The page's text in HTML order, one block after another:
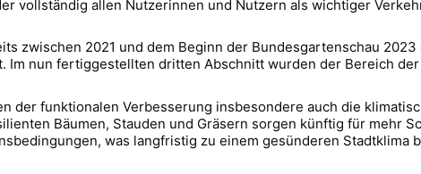
vollständig allen Nutzerinnen und Nutzern als wichtiger
zwischen 2021 und dem Beginn der Bundesgartenschau
Im nun fertiggestellten dritten Abschnitt wurden der Bereich
der funktionalen Verbesserung insbesondere auch die
Bäumen, Stauden und Gräsern sorgen künftig für mehr
was langfristig zu einem gesünderen Stadtklima